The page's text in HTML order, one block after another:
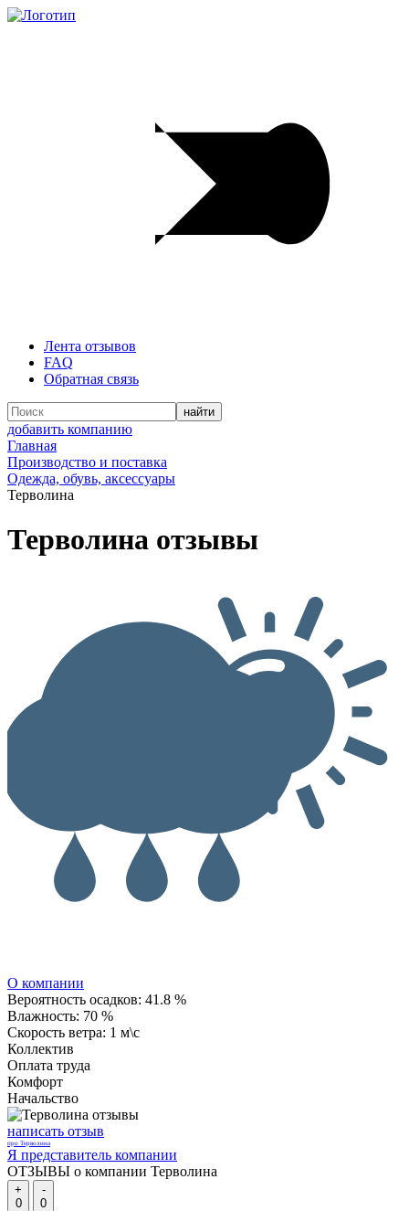
Лента отзывов
FAQ
Обратная связь
добавить компанию
Главная
Производство и поставка
Одежда, обувь, аксессуары
Терволина
Терволина отзывы
О компании
Вероятность осадков: 41.8 %
Влажность: 70 %
Скорость ветра: 1 м\с
Коллектив
Оплата труда
Комфорт
Начальство
написать отзыв
про Терволина
Я представитель компании
ОТЗЫВЫ о компании Терволина
+
0
-
0